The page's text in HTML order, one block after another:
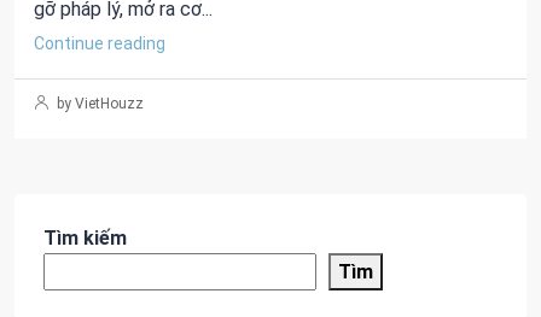
gỡ pháp lý, mở ra cơ...
Continue reading
by VietHouzz
Tìm kiếm
Tìm